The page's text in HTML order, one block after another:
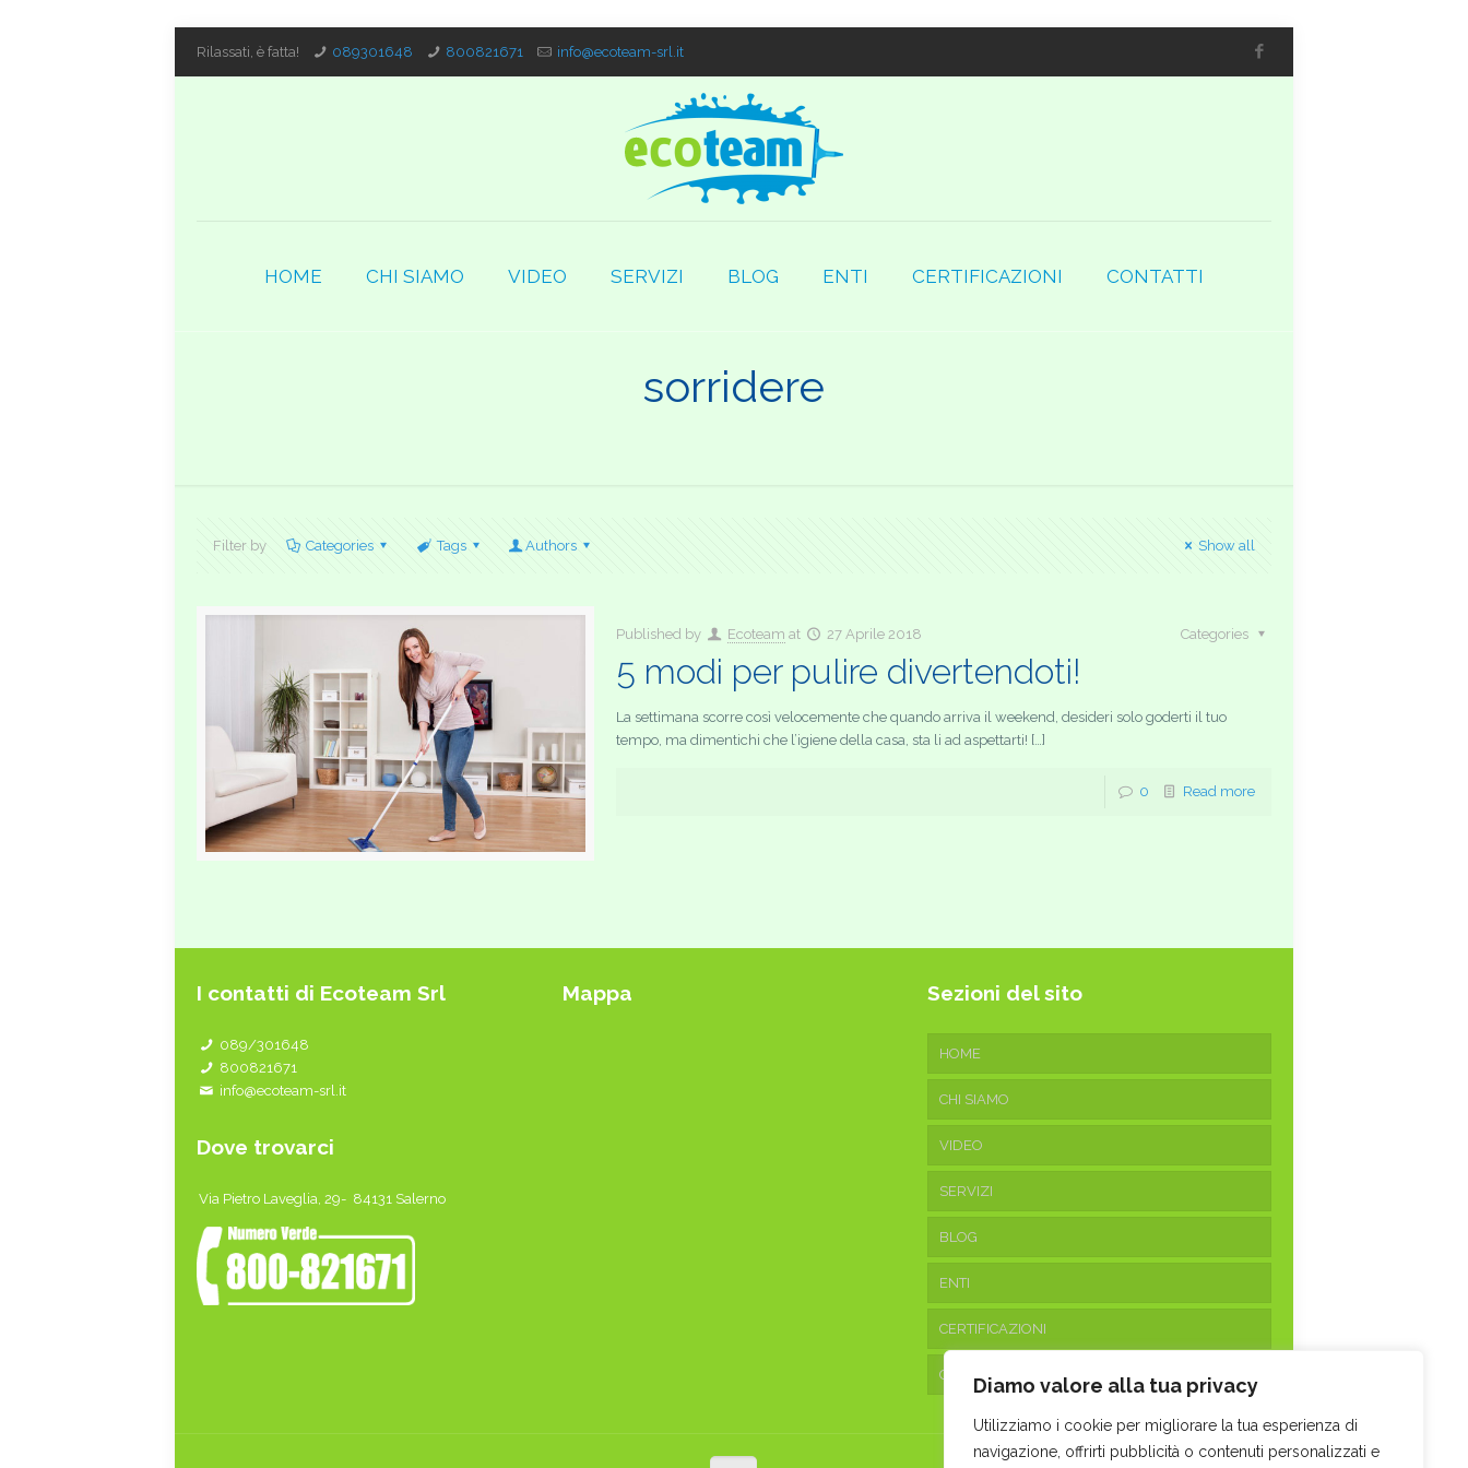
Diamo valore alla tua privacy
Utilizziamo i cookie per migliorare la tua esperienza di
navigazione, offrirti pubblicità o contenuti personalizzati e
Rilassati, è fatta! 089301648 800821671 info@ecoteam-srl.it
HOME CHI SIAMO VIDEO SERVIZI BLOG ENTI CERTIFICAZIONI CONTATTI
sorridere
Filter by Categories Tags Authors Show all
Published by Ecoteam at 27 Aprile 2018 Categories
5 modi per pulire divertendoti!
La settimana scorre così velocemente che quando arriva il weekend, desideri solo goderti il tuo
tempo, ma dimentichi che l’igiene della casa, sta li ad aspettarti! […]
0 Read more
I contatti di Ecoteam Srl
089/301648
800821671
info@ecoteam-srl.it
Dove trovarci
Via Pietro Laveglia, 29- 84131 Salerno
Mappa Sezioni del sito
HOME
CHI SIAMO
VIDEO
SERVIZI
BLOG
ENTI
CERTIFICAZIONI
CONTATTI